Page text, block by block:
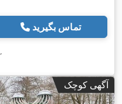
تماس بگیرید
,
آگهی کوچک